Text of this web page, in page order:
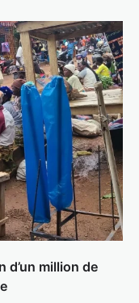
d’un million de